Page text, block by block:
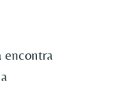
encontra